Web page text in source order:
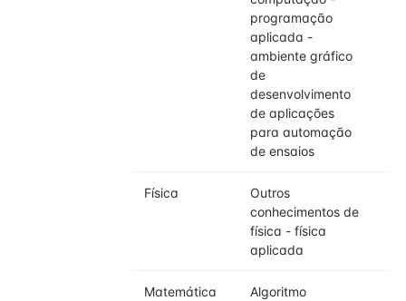
programação
aplicada -
ambiente gráfico
de
desenvolvimento
de aplicações
para automação
de ensaios
Física
Outros
conhecimentos de
física - física
aplicada
Matemática
Algoritmo